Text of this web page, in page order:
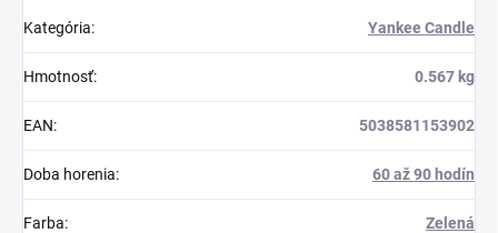
Kategória: Yankee Candle
Hmotnosť: 0.567 kg
EAN: 5038581153902
Doba horenia: 60 až 90 hodín
Farba: Zelená